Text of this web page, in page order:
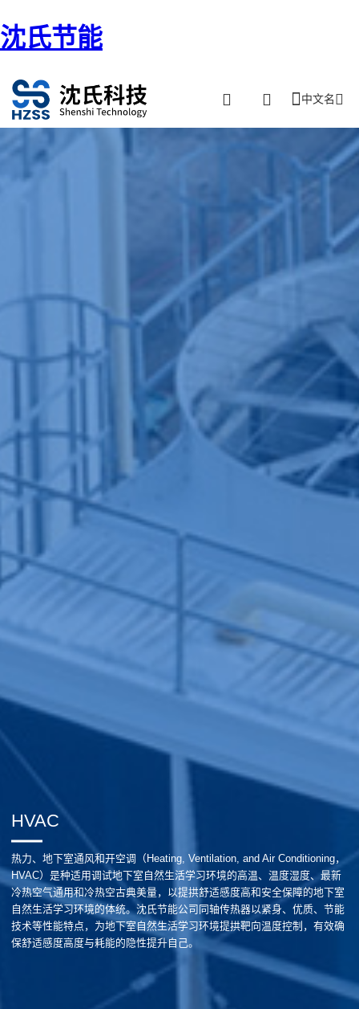
沈氏节能
中文名
HVAC
热力、地下室通风和开空调（Heating, Ventilation, and Air Conditioning，
HVAC）是种适用调试地下室自然生活学习环境的高温、温度湿度、最新
冷热空气通用和冷热空古典美量，以提拱舒适感度高和安全保障的地下室
自然生活学习环境的体统。沈氏节能公司同轴传热器以紧身、优质、节能
技术等性能特点，为地下室自然生活学习环境提拱靶向温度控制，有效确
保舒适感度高度与耗能的隐性提升自己。